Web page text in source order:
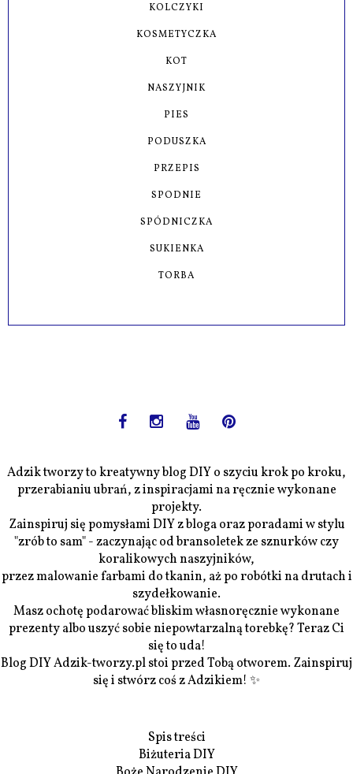
KOLCZYKI
KOSMETYCZKA
KOT
NASZYJNIK
PIES
PODUSZKA
PRZEPIS
SPODNIE
SPÓDNICZKA
SUKIENKA
TORBA
Adzik tworzy to kreatywny blog DIY o szyciu krok po kroku,
przerabianiu ubrań, z inspiracjami na ręcznie wykonane
projekty.
Zainspiruj się pomysłami DIY z bloga oraz poradami w stylu
"zrób to sam" - zaczynając od bransoletek ze sznurków czy
koralikowych naszyjników,
przez malowanie farbami do tkanin, aż po robótki na drutach i
szydełkowanie.
Masz ochotę podarować bliskim własnoręcznie wykonane
prezenty albo uszyć sobie niepowtarzalną torebkę? Teraz Ci
się to uda!
Blog DIY Adzik-tworzy.pl stoi przed Tobą otworem. Zainspiruj
się i stwórz coś z Adzikiem! ✨
Spis treści
Biżuteria DIY